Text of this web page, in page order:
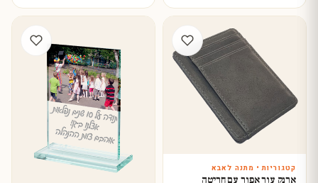
עצב עכשיו
קטגוריות • מתנה לאבא